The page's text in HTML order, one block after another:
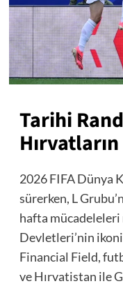
Tarihi
Hırvatların
2026 FIFA Dünya
sürerken, L
hafta
Devletleri’nin
Financial Field,
ve Hırvatistan ile